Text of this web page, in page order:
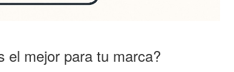
el mejor para tu marca?